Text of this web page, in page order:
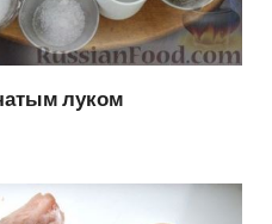
луком